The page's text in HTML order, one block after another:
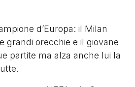
d’Europa: il Milan
grandi orecchie e il giovane
partite ma alza anche lui la